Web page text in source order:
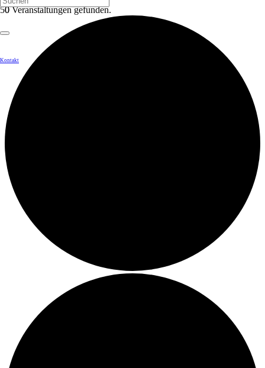
Kontakt
0 Veranstaltungen gefunden.